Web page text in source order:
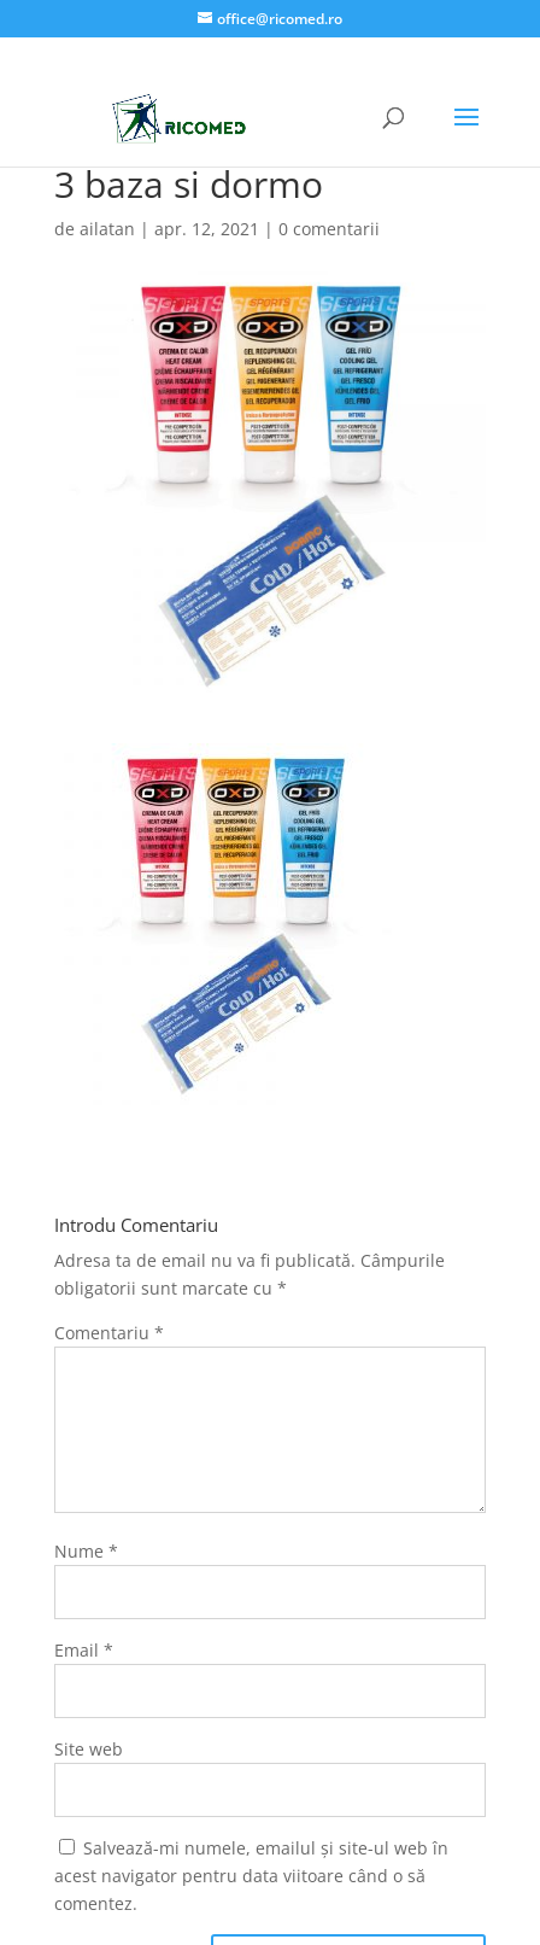
office@ricomed.ro
3 baza si dormo
de ailatan | apr. 12, 2021 | 0 comentarii
Introdu Comentariu
Adresa ta de email nu va fi publicată. Câmpurile
obligatorii sunt marcate cu *
Comentariu *
Nume *
Email *
Site web
Salvează-mi numele, emailul și site-ul web în
acest navigator pentru data viitoare când o să
comentez.